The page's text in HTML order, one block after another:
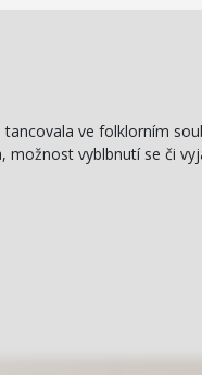
ve folklorním
vyblbnutí se či